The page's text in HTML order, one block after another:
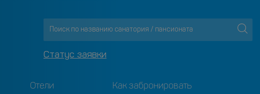
Статус заявки
Отели Как забронировать